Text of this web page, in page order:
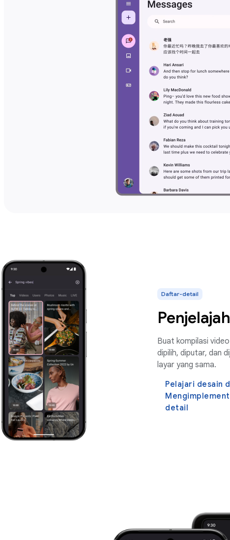
Daftar-detail
Buat kompilasi
dipilih, diputar, dan
layar yang sama.
Pelajari desain
detail